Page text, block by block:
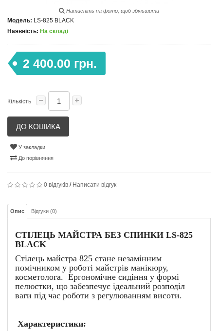
Натисніть на фото, щоб збільшити
Модель: LS-825 BLACK
Наявність: На складі
2 400.00 грн.
Кількість
ДО КОШИКА
У закладки
До порівняння
0 відгуків / Написати відгук
Опис Відгуки (0)
СТІЛЕЦЬ МАЙСТРА БЕЗ СПИНКИ LS-825
BLACK
Стілець майстра 825 стане незамінним
помічником у роботі майстрів манікюру,
косметолога. Ергономічне сидіння у формі
пелюстки, що забезпечує ідеальний розподіл
ваги під час роботи з регулюванням висоти.
Характеристики: